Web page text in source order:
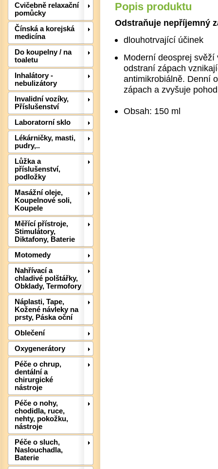
Cvičebně relaxační
pomůcky
Čínská a korejská
medicína
Do koupelny / na
toaletu
Inhalátory -
nebulizátory
Invalidní vozíky,
Příslušenství
Laboratorní sklo
Lékárničky, masti,
pudry,..
Lůžka a
příslušenství,
podložky
Masážní oleje,
Koupelnové soli,
Koupele
Měřící přístroje,
Stimulátory,
Diktafony, Baterie
Motomedy
Nahřívací a
chladivé polštářky,
Obklady, Termofory
Náplasti, Tape,
Kožené návleky na
prsty, Páska oční
Oblečení
Oxygenerátory
Péče o chrup,
dentální a
chirurgické
nástroje
Péče o nohy,
chodidla, ruce,
nehty, pokožku,
nástroje
Péče o sluch,
Naslouchadla,
Baterie
Popis produktu
Odstraňuje nepříjemný
dlouhotrvající účinek
Moderní deosprej svěží
odstraní zápach
antimikrobiálně. Denní
zápach a zvyšuje
Obsah: 150 ml